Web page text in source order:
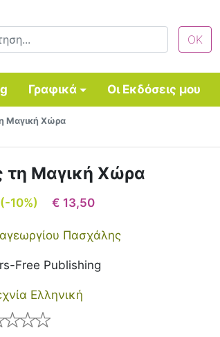
Γραφικά Οι Εκδόσεις μου
Μαγική Χώρα
τη Μαγική Χώρα
(-10%) € 13,50
Πασχάλης
Free Publishing
Ελληνική